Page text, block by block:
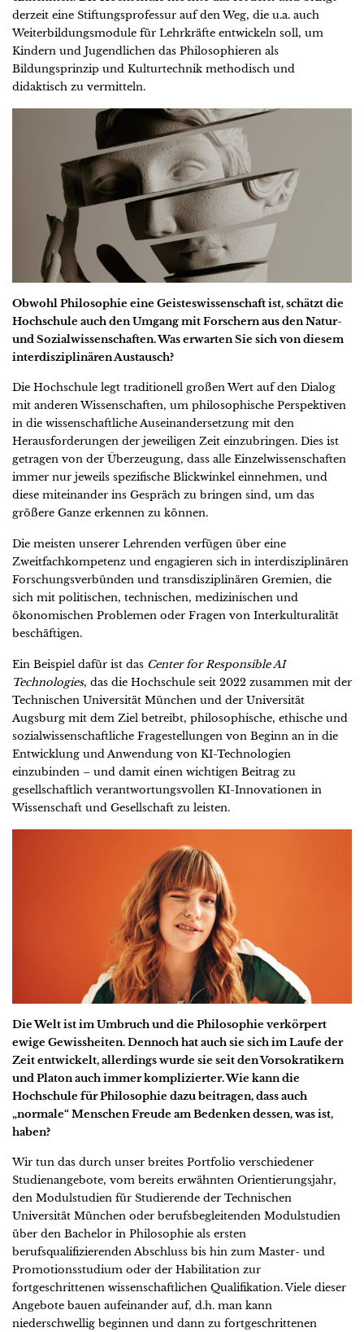
derzeit eine Stiftungsprofessur auf den Weg, die u.a. auch
Weiterbildungsmodule für Lehrkräfte entwickeln soll, um
Kindern und Jugendlichen das Philosophieren als
Bildungsprinzip und Kulturtechnik methodisch und
didaktisch zu vermitteln.
Obwohl Philosophie eine Geisteswissenschaft ist, schätzt die
Hochschule auch den Umgang mit Forschern aus den Natur-
und Sozialwissenschaften. Was erwarten Sie sich von diesem
interdisziplinären Austausch?
Die Hochschule legt traditionell großen Wert auf den Dialog
mit anderen Wissenschaften, um philosophische Perspektiven
in die wissenschaftliche Auseinandersetzung mit den
Herausforderungen der jeweiligen Zeit einzubringen. Dies ist
getragen von der Überzeugung, dass alle Einzelwissenschaften
immer nur jeweils spezifische Blickwinkel einnehmen, und
diese miteinander ins Gespräch zu bringen sind, um das
größere Ganze erkennen zu können.
Die meisten unserer Lehrenden verfügen über eine
Zweitfachkompetenz und engagieren sich in interdisziplinären
Forschungsverbünden und transdisziplinären Gremien, die
sich mit politischen, technischen, medizinischen und
ökonomischen Problemen oder Fragen von Interkulturalität
beschäftigen.
Ein Beispiel dafür ist das Center for Responsible AI
Technologies, das die Hochschule seit 2022 zusammen mit der
Technischen Universität München und der Universität
Augsburg mit dem Ziel betreibt, philosophische, ethische und
sozialwissenschaftliche Fragestellungen von Beginn an in die
Entwicklung und Anwendung von KI-Technologien
einzubinden – und damit einen wichtigen Beitrag zu
gesellschaftlich verantwortungsvollen KI-Innovationen in
Wissenschaft und Gesellschaft zu leisten.
Die Welt ist im Umbruch und die Philosophie verkörpert
ewige Gewissheiten. Dennoch hat auch sie sich im Laufe der
Zeit entwickelt, allerdings wurde sie seit den Vorsokratikern
und Platon auch immer komplizierter. Wie kann die
Hochschule für Philosophie dazu beitragen, dass auch
„normale“ Menschen Freude am Bedenken dessen, was ist,
haben?
Wir tun das durch unser breites Portfolio verschiedener
Studienangebote, vom bereits erwähnten Orientierungsjahr,
den Modulstudien für Studierende der Technischen
Universität München oder berufsbegleitenden Modulstudien
über den Bachelor in Philosophie als ersten
berufsqualifizierenden Abschluss bis hin zum Master- und
Promotionsstudium oder der Habilitation zur
fortgeschrittenen wissenschaftlichen Qualifikation. Viele dieser
Angebote bauen aufeinander auf, d.h. man kann
niederschwellig beginnen und dann zu fortgeschrittenen